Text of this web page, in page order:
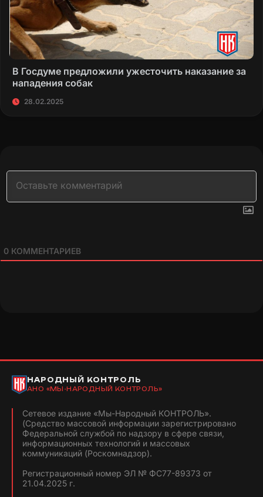
В Госдуме предложили ужесточить наказание за
нападения собак
28.02.2025
0 КОММЕНТАРИЕВ
НАРОДНЫЙ КОНТРОЛЬ
АНО «МЫ-НАРОДНЫЙ КОНТРОЛЬ»
Сетевое издание «Мы-Народный КОНТРОЛЬ».
(Средство массовой информации зарегистрировано
Федеральной службой по надзору в сфере связи,
информационных технологий и массовых
коммуникаций (Роскомнадзор).
Регистрационный номер ЭЛ № ФС77-89373 от
21.04.2025 г.